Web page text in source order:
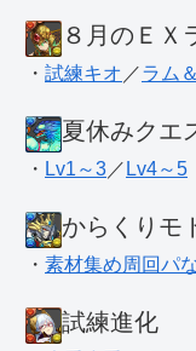
８月のＥＸ
・ 試練キオ ／ラム
夏休みクエ
・ Lv1～3 ／ Lv4～5
からくりモ
・ 素材集め周回パ
試練進化